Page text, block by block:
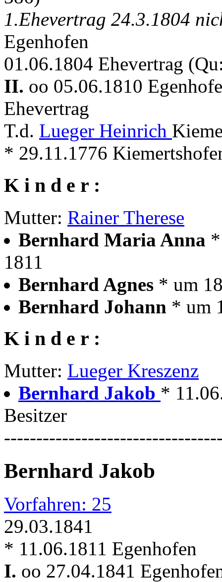
1.Ehevertrag 24.3.1804
Egenhofen
01.06.1804 Ehevertrag
II. oo 05.06.1810
Ehevertrag
T.d. Lueger Heinrich
* 29.11.1776
K i n d e r :
Mutter: Rainer Therese
Bernhard Maria Anna
1811
Bernhard Agnes * um
Bernhard Johann * um
K i n d e r :
Mutter: Lueger Kreszenz
Bernhard Jakob *
Besitzer
Bernhard Jakob
Vorfahren: 25
29.03.1841
* 11.06.1811 Egenhofen
I. oo 27.04.1841